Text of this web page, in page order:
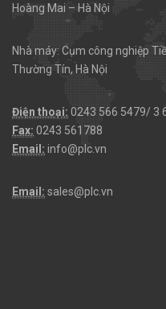
Hoàng Mai – Hà Nội
Nhà máy: Cụm công nghiệp
Thường Tín, Hà Nội
Điện thoại: 0243 566 5479/ 3
Fax: 0243 561788
Email: info@plc.vn
Email: sales@plc.vn